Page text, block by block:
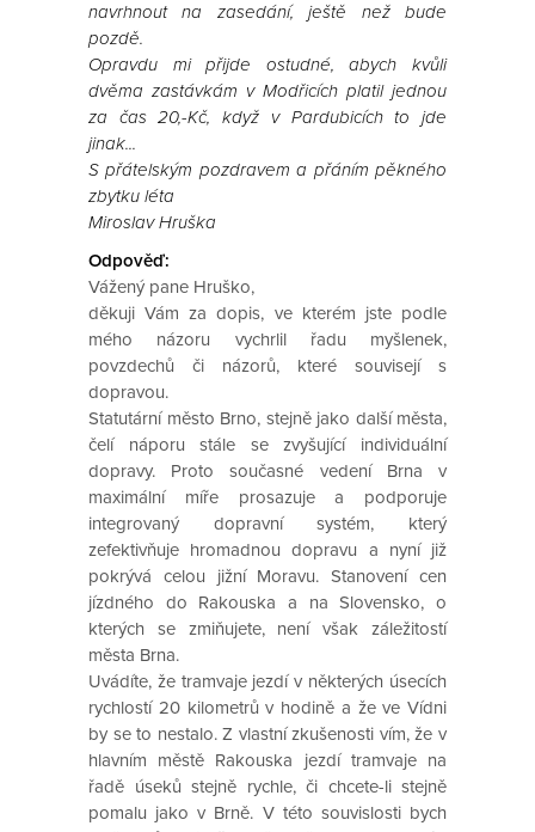
navrhnout na zasedání, ještě než bude
pozdě.
Opravdu mi přijde ostudné, abych kvůli
dvěma zastávkám v Modřicích platil jednou
za čas 20,-Kč, když v Pardubicích to jde
jinak...
S přátelským pozdravem a přáním pěkného
zbytku léta
Miroslav Hruška
Odpověď:
Vážený pane Hruško,
děkuji Vám za dopis, ve kterém jste podle
mého názoru vychrlil řadu myšlenek,
povzdechů či názorů, které souvisejí s
dopravou.
Statutární město Brno, stejně jako další města,
čelí náporu stále se zvyšující individuální
dopravy. Proto současné vedení Brna v
maximální míře prosazuje a podporuje
integrovaný dopravní systém, který
zefektivňuje hromadnou dopravu a nyní již
pokrývá celou jižní Moravu. Stanovení cen
jízdného do Rakouska a na Slovensko, o
kterých se zmiňujete, není však záležitostí
města Brna.
Uvádíte, že tramvaje jezdí v některých úsecích
rychlostí 20 kilometrů v hodině a že ve Vídni
by se to nestalo. Z vlastní zkušenosti vím, že v
hlavním městě Rakouska jezdí tramvaje na
řadě úseků stejně rychle, či chcete-li stejně
pomalu jako v Brně. V této souvislosti bych